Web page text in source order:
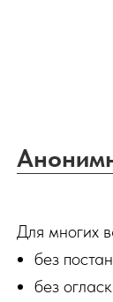
Для многих
без
без